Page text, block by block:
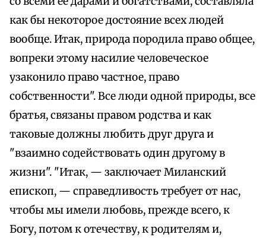
как бы некоторое достояние всех людей
вообще. Итак, природа породила право общее,
вопреки этому насилие человеческое
узаконило право частное, право
собственности". Все люди одной природы, все
братья, связаны правом родства и как
таковые должны любить друг друга и
"взаимно содействовать один другому в
жизни". "Итак, — заключает Миланский
епископ, — справедливость требует от нас,
чтобы мы имели любовь, прежде всего, к
Богу, потом к отечеству, к родителям и,